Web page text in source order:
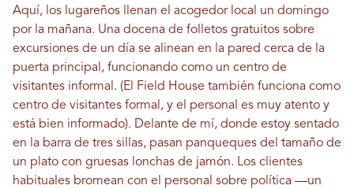
Aquí, los lugareños llenan el acogedor local un domingo
por la mañana. Una docena de folletos gratuitos sobre
excursiones de un día se alinean en la pared cerca de la
puerta principal, funcionando como un centro de
visitantes informal. (El Field House también funciona como
centro de visitantes formal, y el personal es muy atento y
está bien informado). Delante de mí, donde estoy sentado
en la barra de tres sillas, pasan panqueques del tamaño de
un plato con gruesas lonchas de jamón. Los clientes
habituales bromean con el personal sobre política —un